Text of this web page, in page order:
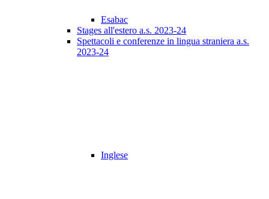
Esabac
Stages all'estero a.s. 2023-24
Spettacoli e conferenze in lingua straniera a.s.
2023-24
Inglese